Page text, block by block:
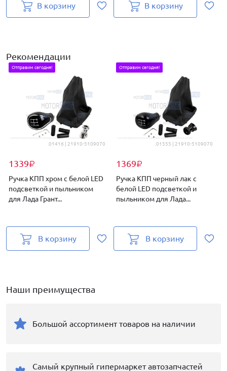
В корзину В корзину
Рекомендации
.01416 | 21910-5109070
1339₽
Отправим сегодня!
Ручка КПП хром с белой LED
подсветкой и пыльником
для Лада Грант...
В корзину
.01555 | 21910-5109070
1369₽
Отправим сегодня!
Ручка КПП черный лак с
белой LED подсветкой и
пыльником для Лада...
В корзину
Наши преимущества
Большой ассортимент товаров на наличии
Самый крупный гипермаркет автозапчастей